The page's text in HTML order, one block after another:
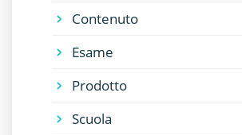
Contenuto
Esame
Prodotto
Scuola